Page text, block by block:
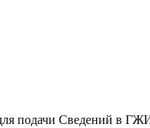
подачи Сведений в